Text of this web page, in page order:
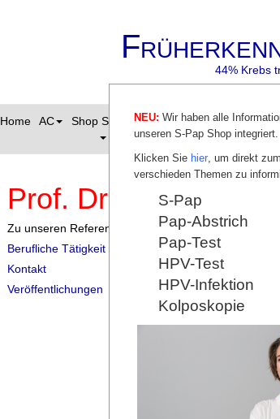
F
44% Krebs
Home AC Shop S-Pap
Gyn-
Zyto
Gyn-
Zentrum
Prof. Dr. Wolfgang
Zu unseren Referenten stellen wir Ihnen externe
Berufliche Tätigkeit
Kontakt
Veröffentlichungen
NEU: Wir haben alle
unseren S-Pap Shop integriert.
Klicken Sie hier , um direkt
verschieden Themen zu
S-Pap
Pap-Abstrich
Pap-Test
HPV-Test
HPV-Infektion
Kolposkopie